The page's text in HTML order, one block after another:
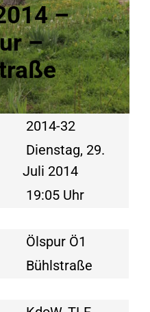
–
–
2014-32
Dienstag, 29.
Juli 2014
19:05 Uhr
Ölspur Ö1
Bühlstraße